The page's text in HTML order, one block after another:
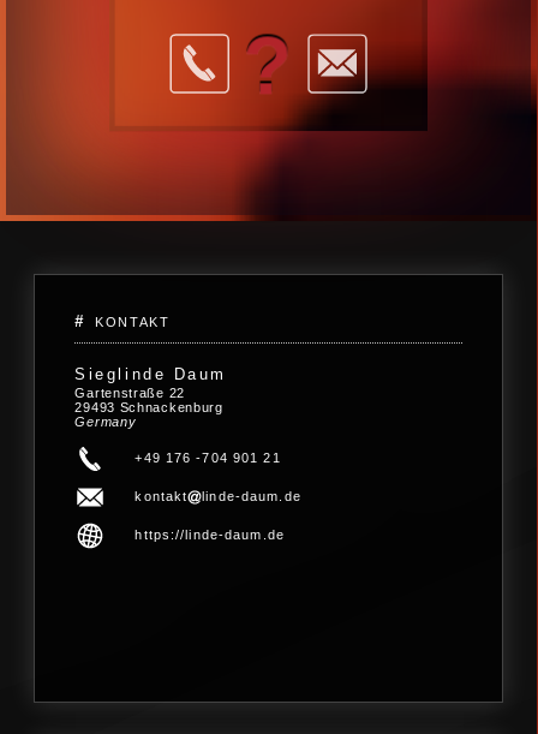
?
KONTAKT
Sieglinde Daum
Gartenstraße 22
29493 Schnackenburg
Germany
+49 176 -704 901 21
kontakt linde-daum.de
https://linde-daum.de